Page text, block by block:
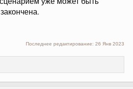
Последнее редактирование: 26 Янв 2023